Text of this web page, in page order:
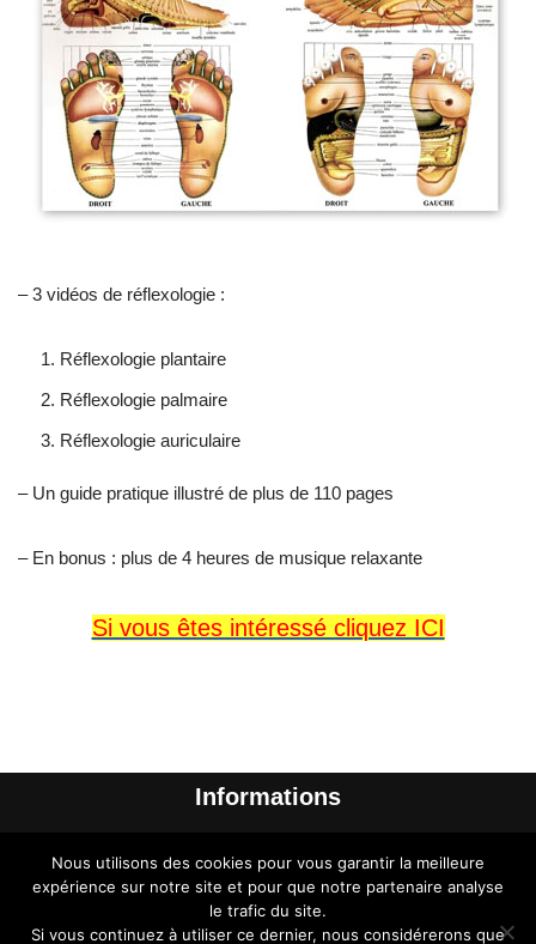
– 3 vidéos de réflexologie :
Réflexologie plantaire
Réflexologie palmaire
Réflexologie auriculaire
– Un guide pratique illustré de plus de 110 pages
– En bonus : plus de 4 heures de musique relaxante
Si vous êtes intéressé cliquez ICI
Informations
A propos de l’auteur
Liens à découvrir
Nous utilisons des cookies pour vous garantir la meilleure
expérience sur notre site et pour que notre partenaire analyse
le trafic du site.
Si vous continuez à utiliser ce dernier, nous considérerons que